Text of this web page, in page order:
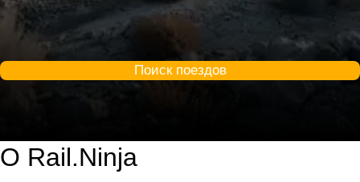
Поиск поездов
О Rail.Ninja